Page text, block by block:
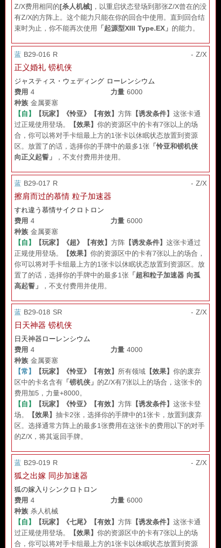
Z/X费用相同的[杀人机械] ，以重启状态登场到那张Z/X曾在的没
有Z/X的方阵上。这个能力只能在你的回合中使用。直到回合结
束时为止，你不能再次使用
「起源型XIII Type.EX」 的能力。
蓝 B29-016 R - Z/X
正义婚礼 铹机侠
ジャスティス・ウェディング ローレンシウム
费用 4 力量 6000
种族 金属要塞
【自】
【玩家】 《怜亚》 【有效】 方阵 【诱发条件】 这张卡通
过正规使用登场。
【效果】 你的资源区中的卡有7张以上的场
合，你可以将对手卡组最上方的1张卡以休眠状态放置到资源
区。放置了的话，选择你的手牌中的最多1张 「怜亚和铹机侠
向正义起誓」
，不支付费用并使用。
蓝 B29-017 R - Z/X
擦肩而过的慕情 粒子加速器
すれ違う慕情サイクロトロン
费用 4 力量 6000
种族 金属要塞
【自】
【玩家】 《超》 【有效】 方阵 【诱发条件】 这张卡通过
正规使用登场。
【效果】 你的资源区中的卡有7张以上的场合，
你可以将对手卡组最上方的1张卡以休眠状态放置到资源区。放
置了的话，选择你的手牌中的最多1张 「超和粒子加速器 向孤
高起誓」
，不支付费用并使用。
蓝 B29-018 SR - Z/X
日天神器 铹机侠
日天神器ローレンシウム
费用 4 力量 4000
种族 金属要塞
【常】
【玩家】 《怜亚》 【有效】 所有领域 【效果】 你的废弃
区中的卡名含有 「铹机侠」 的Z/X有7张以上的场合，这张卡的
费用加5，力量+8000。
【自】
【玩家】 《怜亚》 【有效】 方阵 【诱发条件】 这张卡登
场。
【效果】 抽卡2张，选择你的手牌中的1张卡，放置到废弃
区。选择通常方阵上的最多1张费用在这张卡的费用以下的对手
的Z/X，将其返回手牌。
蓝 B29-019 R - Z/X
狐之出嫁 同步加速器
狐の嫁入りシンクロトロン
费用 4 力量 6000
种族 杀人机械
【自】
【玩家】 《七尾》 【有效】 方阵 【诱发条件】 这张卡通
过正规使用登场。
【效果】 你的资源区中的卡有7张以上的场
合，你可以将对手卡组最上方的1张卡以休眠状态放置到资源